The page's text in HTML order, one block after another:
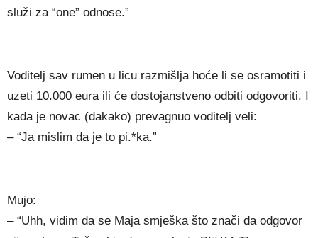
služi za “one” odnose.”
Voditelj sav rumen u licu razmišlja hoće li se osramotiti i
uzeti 10.000 eura ili će dostojanstveno odbiti odgovoriti. I
kada je novac (dakako) prevagnuo voditelj veli:
– “Ja mislim da je to pi.*ka.”
Mujo:
– “Uhh, vidim da se Maja smješka što znači da odgovor